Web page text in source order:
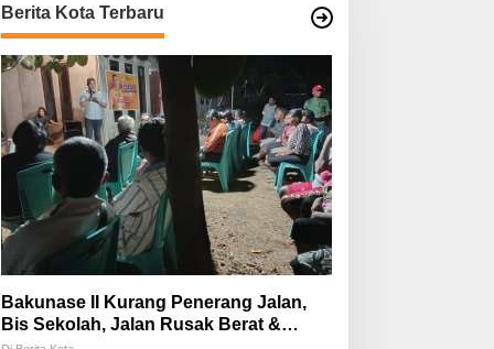
Berita Kota Terbaru
Bakunase II Kurang Penerang Jalan,
Bis Sekolah, Jalan Rusak Berat &